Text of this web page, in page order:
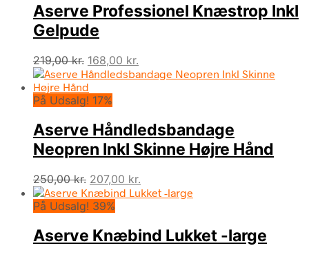
499,00 kr..399,00 kr..
Aserve Professionel Knæstrop Inkl
Gelpude
219,00kr. Den
oprindelige
pris
var:
168,00 kr.
aktuelle
På Udsalg! 17%
Aserve Håndledsbandage
Neopren Inkl Skinne Højre Hånd
250,00kr. Den
oprindelige
pris
250,00 kr..
207,00 kr.
aktuelle
207,00 kr..
På Udsalg! 39%
Aserve Knæbind Lukket -large